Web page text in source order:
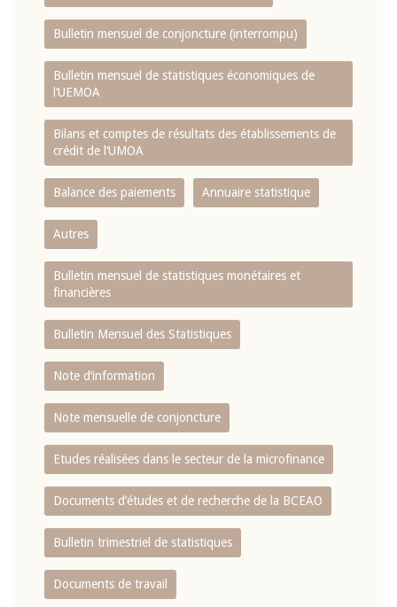
Bulletin mensuel de conjoncture (interrompu)
Bulletin mensuel de statistiques économiques de
l‘UEMOA
Bilans et comptes de résultats des établissements de
crédit de l‘UMOA
Balance des paiements Annuaire statistique
Autres
Bulletin mensuel de statistiques monétaires et
financières
Bulletin Mensuel des Statistiques
Note d’information
Note mensuelle de conjoncture
Etudes réalisées dans le secteur de la microfinance
Documents d’études et de recherche de la BCEAO
Bulletin trimestriel de statistiques
Documents de travail